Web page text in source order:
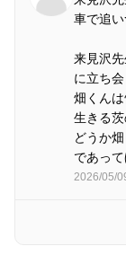
車で追
来見沢
に立ち
畑くん
生きる
どうか
であっ
2026/05/